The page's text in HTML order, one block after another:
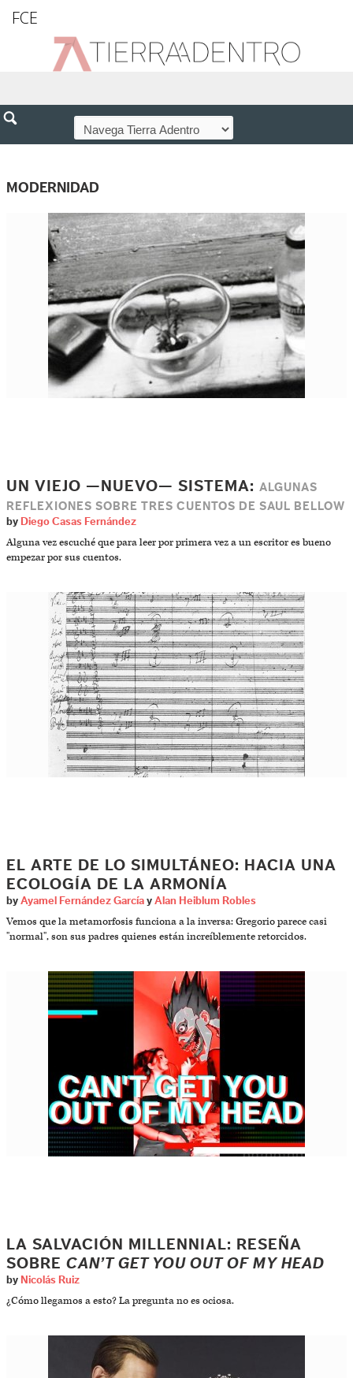
FCE
MODERNIDAD
UN VIEJO —NUEVO— SISTEMA: ALGUNAS
REFLEXIONES SOBRE TRES CUENTOS DE SAUL BELLOW
by Diego Casas Fernández
Alguna vez escuché que para leer por primera vez a un escritor es bueno
empezar por sus cuentos.
EL ARTE DE LO SIMULTÁNEO: HACIA UNA
ECOLOGÍA DE LA ARMONÍA
by Ayamel Fernández García y Alan Heiblum Robles
Vemos que la metamorfosis funciona a la inversa: Gregorio parece casi
"normal", son sus padres quienes están increíblemente retorcidos.
LA SALVACIÓN MILLENNIAL: RESEÑA
SOBRE CAN’T GET YOU OUT OF MY HEAD
by Nicolás Ruiz
¿Cómo llegamos a esto? La pregunta no es ociosa.